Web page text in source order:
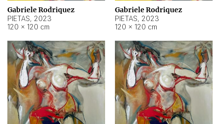
Gabriele Rodriquez
PIETAS, 2023
120 × 120 cm
Gabriele Rodriquez
PIETAS, 2023
120 × 120 cm